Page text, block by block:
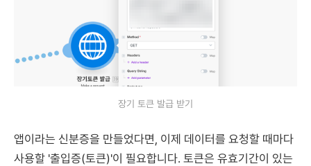
장기 토큰 발급 받기
앱이라는 신분증을 만들었다면, 이제 데이터를 요청할 때마다
사용할 '출입증(토큰)'이 필요합니다. 토큰은 유효기간이 있는